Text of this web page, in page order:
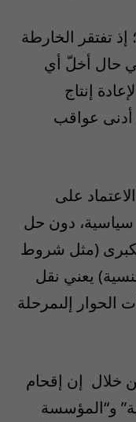
؛ إذ تفتقر الخارطة
حال أخل أي
لإعادة إنتاج
أدنى عواقب
الاعتماد على
سياسية، دون حل
(مثل شروط
) يعني نقل
الحوار إلىمرحلة
خلال إن إقحام
” و“المؤسسة